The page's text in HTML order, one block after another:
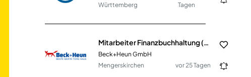
Württemberg
Tagen
Mitarbeiter Finanzbuchhaltung (m/w/d) für unseren Standort Mengerskirchen
Beck+Heun GmbH
Mengerskirchen
vor 25 Tagen